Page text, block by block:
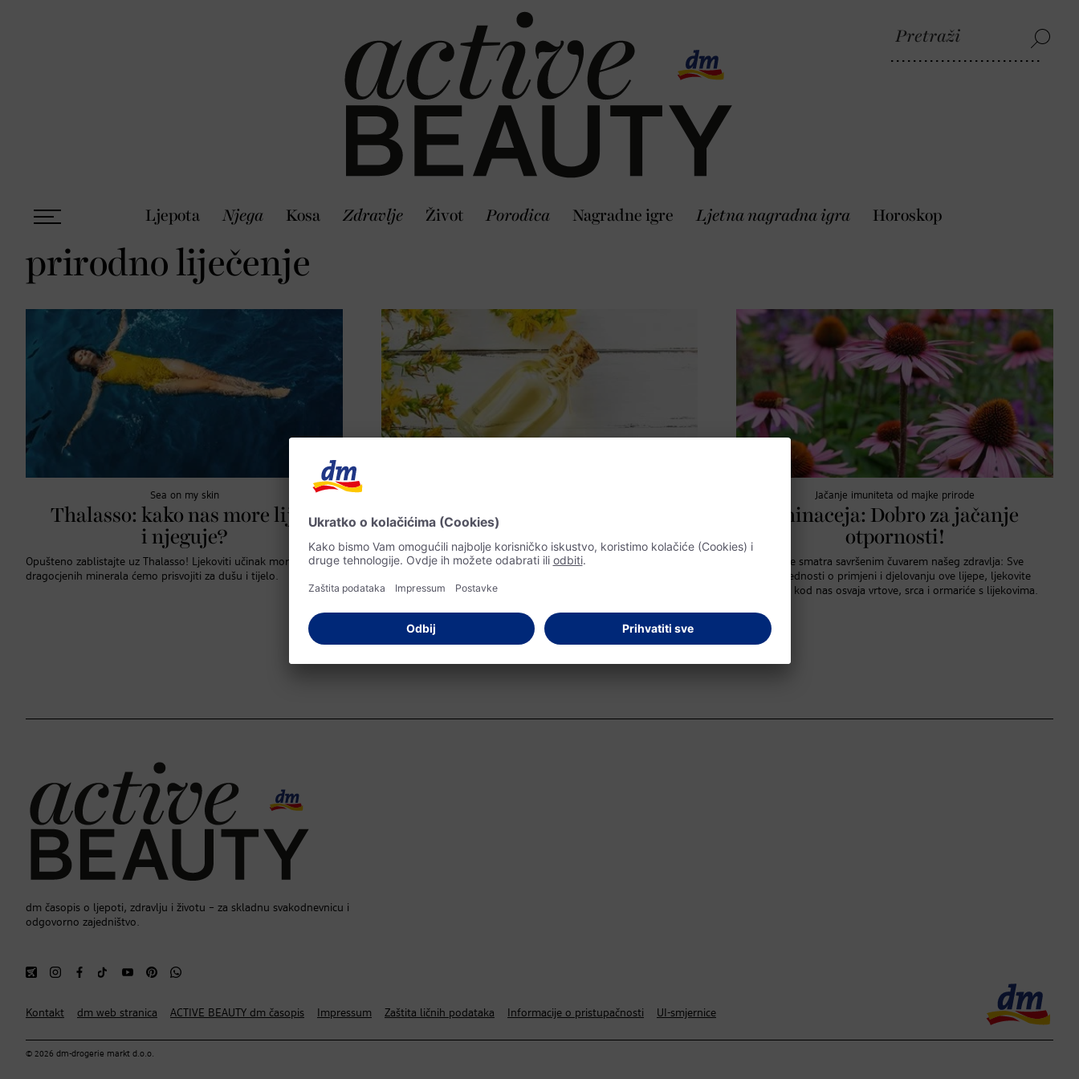
Ljepota Njega Kosa Zdravlje Život Porodica Nagradne igre Ljetna nagradna igra Horoskop
prirodno liječenje
Sea on my skin
Thalasso: kako nas more liječi
i njeguje?
Opušteno zablistajte uz Thalasso! Ljekoviti učinak morske soli i
dragocjenih minerala ćemo prisvojiti za dušu i tijelo.
Sami napravite sirup i crveno
ulje od bilja
Naše livade i šume obiluju dragocjenim biljkama, biljem i
se i gospina trava pokazati u svom najljepšem izdanju.
Jačanje imuniteta od majke prirode
Ehinaceja: Dobro za jačanje
otpornosti!
Ehinaceja se smatra savršenim čuvarem našeg zdravlja: Sve
naučne vrijednosti o primjeni i djelovanju ove lijepe, ljekovite
biljke koja i kod nas osvaja vrtove, srca i ormariće s lijekovima.
dm časopis o ljepoti, zdravlju i životu – za skladnu svakodnevnicu i
odgovorno zajedništvo.
Kontakt dm web stranica ACTIVE BEAUTY dm časopis Impressum Zaštita ličnih podataka Informacije o pristupačnosti UI-smjernice
© 2026 dm-drogerie markt d.o.o.